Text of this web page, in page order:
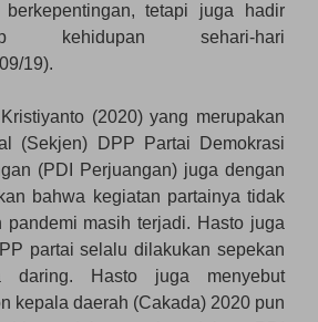
tetapi juga hadir
kehidupan sehari-hari
19).
(2020) yang merupakan
(Sekjen) DPP Partai Demokrasi
(PDI Perjuangan) juga dengan
bahwa kegiatan partainya tidak
pandemi masih terjadi. Hasto juga
partai selalu dilakukan sepekan
daring. Hasto juga menyebut
kepala daerah (Cakada) 2020 pun